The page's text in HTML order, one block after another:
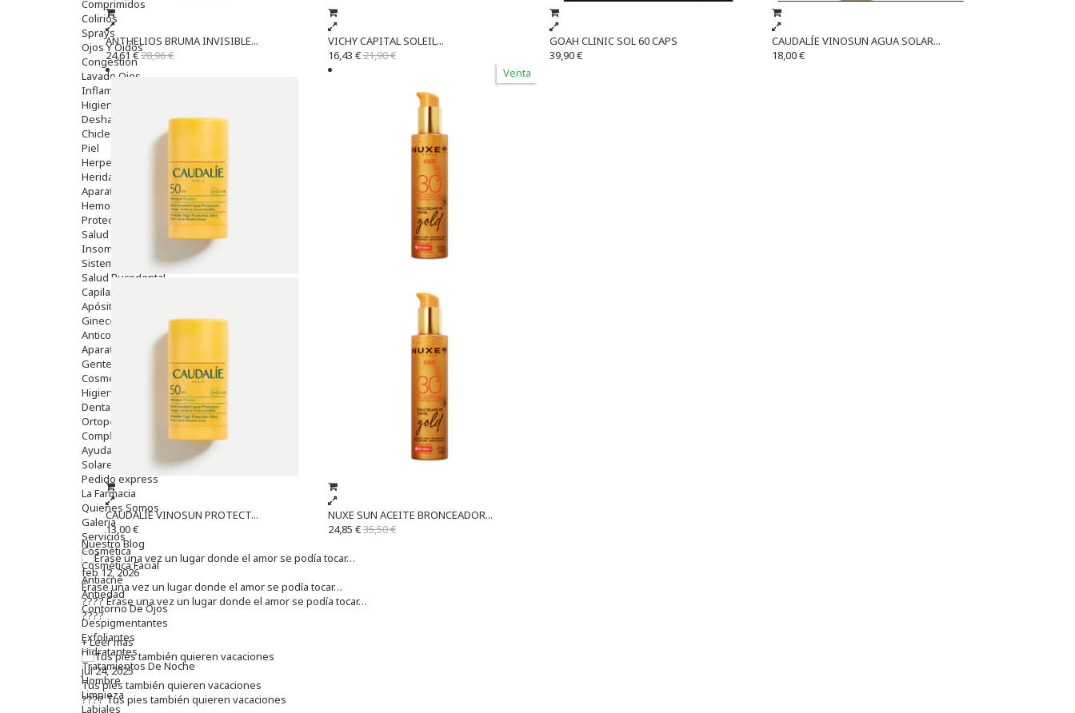
Comprimidos
Colirios
Sprays
Ojos Y Oidos
Congestión
Lavado Ojos
Inflamación Del Oido (otitis)
Higiene Oido
Deshabituación Tabaquismo
Chicles
Piel
Herpes Y Hongos
Heridas Y úlceras
Aparato Genital
Hemorroides
Protectores Y Emolientes
Salud
Insomnio
Sistema Nervioso
Salud Bucodental
Capilar
Apósitos
Ginecología
Anticonceptivos
Aparato Genital
Gente Mayor
Cosmética
Higiene
Dentales
Ortopedia
Complementos Nutricionales.
Ayudas
Solares
Pedido express
La Farmacia
Quienes Somos
Galeria
Servicios
Cosmética
Cosmética Facial
Antiacné
Antiedad
Contorno De Ojos
Despigmentantes
Exfoliantes
Hidratantes
Tratamientos De Noche
Hombre
Limpieza
Labiales
ANTHELIOS BRUMA INVISIBLE...
24,61 €28,96 €
VICHY CAPITAL SOLEIL...
16,43 €21,90 €
GOAH CLINIC SOL 60 CAPS
39,90 €
CAUDALÍE VINOSUN AGUA SOLAR...
18,00 €
CAUDALÍE VINOSUN PROTECT...
13,00 €
Venta
NUXE SUN ACEITE BRONCEADOR...
24,85 €35,50 €
Nuestro Blog
feb 12, 2026
Érase una vez un lugar donde el amor se podía tocar…
???? Érase una vez un lugar donde el amor se podía tocar…
????
+ Leer más
jul 24, 2025
Tus pies también quieren vacaciones
???? Tus pies también quieren vacaciones